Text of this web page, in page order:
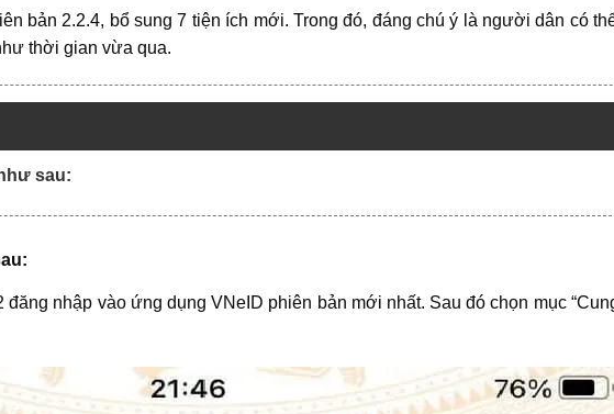
bản 2.2.4, bổ sung 7 tiện ích mới. Trong đó, đáng chú ý là người dân có
thời gian vừa qua.
sau:
nhập vào ứng dụng VNeID phiên bản mới nhất. Sau đó chọn mục